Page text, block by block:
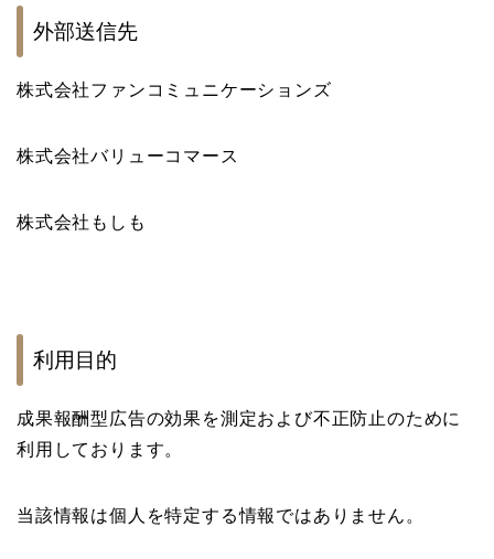
外部送信先
株式会社ファンコミュニケーションズ
株式会社バリューコマース
株式会社もしも
利用目的
成果報酬型広告の効果を測定および不正防止のために
利用しております。
当該情報は個人を特定する情報ではありません。